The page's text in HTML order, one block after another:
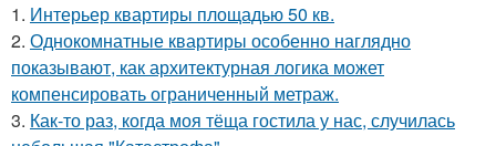
1. Интерьер квартиры площадью 50 кв.
2. Однокомнатные квартиры особенно наглядно
показывают, как архитектурная логика может
компенсировать ограниченный метраж.
3. Как-то раз, когда моя тёща гостила у нас, случилась